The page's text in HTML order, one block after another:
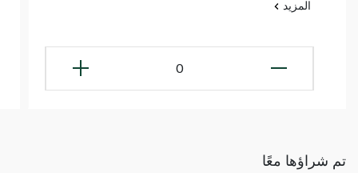
المزيد
0
تم شراؤها معًا